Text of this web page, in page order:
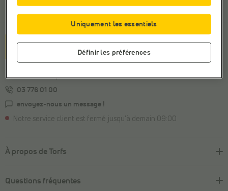
dans ses chaussures
Avez-vous une question ?
03 776 01 00
envoyez-nous un message !
Notre service client est fermé jusqu'à demain 09:00
À propos de Torfs
Questions fréquentes
Définir les préférences
Uniquement les essentiels